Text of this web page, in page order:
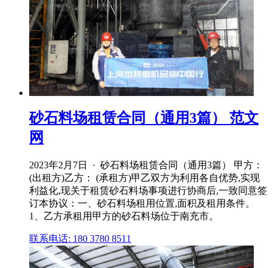
砂石料场租赁合同（通用3篇） 范文
网
2023年2月7日 · 砂石料场租赁合同（通用3篇） 甲方：
(出租方)乙方： (承租方)甲乙双方为利用各自优势,实现
利益化,现关于租赁砂石料场事项进行协商后,一致同意签
订本协议：一、砂石料场租用位置,面积及租用条件。
1、乙方承租用甲方的砂石料场位于南充市。
联系电话: 180 3780 8511